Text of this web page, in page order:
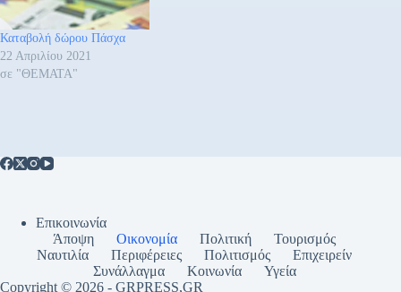
διατάξεις. Μεταξύ άλλων
προβλέπονται ο
συμψηφισμός του 25% της
αξίας του ΦΠΑ που θα…
Καταβολή δώρου Πάσχα
22 Απριλίου 2021
σε "ΘΕΜΑΤΑ"
Επικοινωνία
Άποψη
Οικονομία Πολιτική
Τουρισμός
Ναυτιλία
Περιφέρειες Πολιτισμός
Επιχειρείν
Συνάλλαγμα
Κοινωνία
Υγεία
Copyright © 2026 - GRPRESS,GR